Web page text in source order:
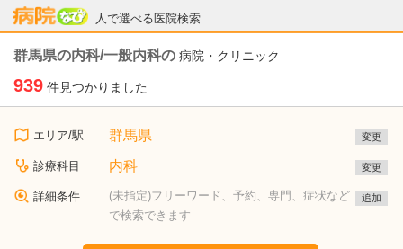
人で選べる医院検索
病院なび
群馬県の内科/一般内科の 病院・クリニック
939 件見つかりました
エリア/駅 群馬県 変更
診療科目 内科 変更
詳細条件
(未指定)フリーワード、予約、専門、症状など
で検索できます
追加